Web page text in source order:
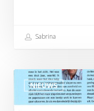
Sabrina
NIEUWS
Schijfwijze
December
2024